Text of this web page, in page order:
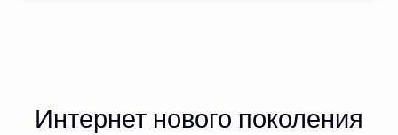
Интернет нового поколения